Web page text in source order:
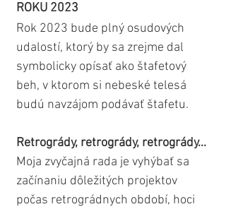
ROKU 2023
Rok 2023 bude plný osudových
udalostí, ktorý by sa zrejme dal
symbolicky opísať ako štafetový
beh, v ktorom si nebeské telesá
budú navzájom podávať štafetu.
Retrogrády, retrogrády, retrogrády...
Moja zvyčajná rada je vyhýbať sa
začínaniu dôležitých projektov
počas retrográdnych období, hoci